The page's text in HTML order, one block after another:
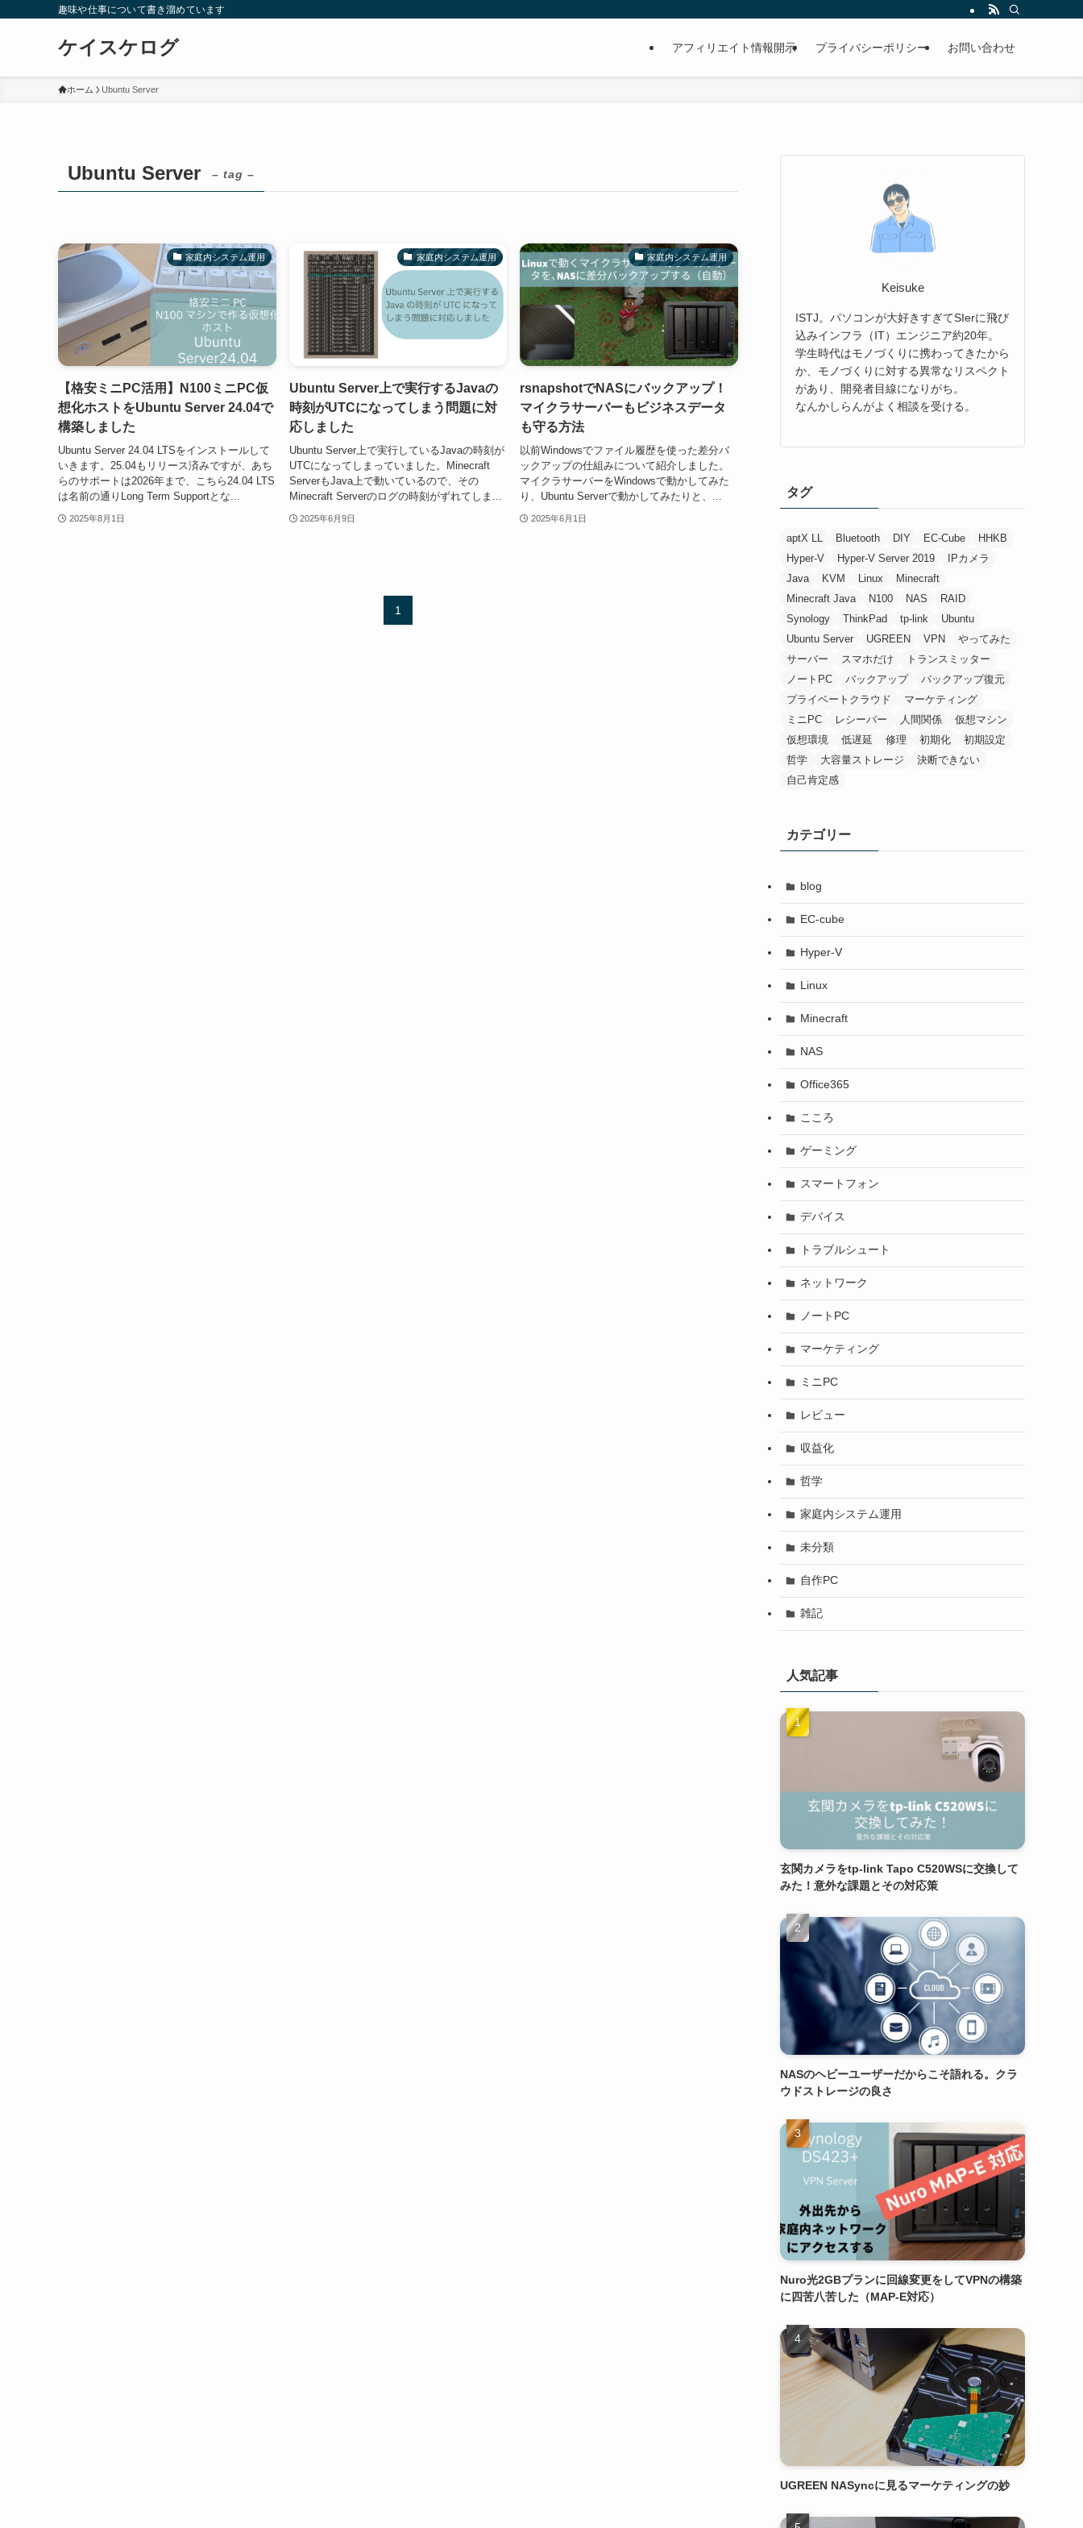
趣味や仕事について書き溜めています
ケイスケログ アフィリエイト情報開示 プライバシーポリシー お問い合わせ
ホーム Ubuntu Server
Ubuntu Server – tag –
家庭内システム運用
【格安ミニPC活用】N100ミニPC仮
想化ホストをUbuntu Server 24.04で
構築しました
Ubuntu Server 24.04 LTSをインストールして
いきます。25.04もリリース済みですが、あち
らのサポートは2026年まで、こちら24.04 LTS
は名前の通りLong Term Supportとな...
2025年8月1日
家庭内システム運用
Ubuntu Server上で実行するJavaの
時刻がUTCになってしまう問題に対
応しました
Ubuntu Server上で実行しているJavaの時刻が
UTCになってしまっていました。Minecraft
ServerもJava上で動いているので、その
Minecraft Serverのログの時刻がずれてしま...
2025年6月9日
家庭内システム運用
rsnapshotでNASにバックアップ！
マイクラサーバーもビジネスデータ
も守る方法
以前Windowsでファイル履歴を使った差分バ
ックアップの仕組みについて紹介しました。
マイクラサーバーをWindowsで動かしてみた
り、Ubuntu Serverで動かしてみたりと、...
2025年6月1日
1
Keisuke
ISTJ。パソコンが大好きすぎてSIerに飛び
込みインフラ（IT）エンジニア約20年。
学生時代はモノづくりに携わってきたから
か、モノづくりに対する異常なリスペクト
があり、開発者目線になりがち。
なんかしらんがよく相談を受ける。
タグ
aptX LL Bluetooth DIY EC-Cube
HHKB
Hyper-V
Hyper-V Server 2019
IPカメラ
Java
KVM Linux
Minecraft
Minecraft Java
N100 NAS
RAID
Synology
ThinkPad tp-link
Ubuntu
Ubuntu Server
UGREEN VPN
やってみた
サーバー
スマホだけ
トランスミッター
ノートPC
バックアップ
バックアップ復元
プライベートクラウド
マーケティング
ミニPC
レシーバー 人間関係
仮想マシン
仮想環境
低遅延 修理 初期化
初期設定
哲学
大容量ストレージ
決断できない
自己肯定感
カテゴリー
blog
EC-cube
Hyper-V
Linux
Minecraft
NAS
Office365
こころ
ゲーミング
スマートフォン
デバイス
トラブルシュート
ネットワーク
ノートPC
マーケティング
ミニPC
レビュー
収益化
哲学
家庭内システム運用
未分類
自作PC
雑記
人気記事
玄関カメラをtp-link Tapo C520WSに交換して
みた！意外な課題とその対応策
NASのヘビーユーザーだからこそ語れる。クラ
ウドストレージの良さ
Nuro光2GBプランに回線変更をしてVPNの構築
に四苦八苦した（MAP-E対応）
UGREEN NASyncに見るマーケティングの妙